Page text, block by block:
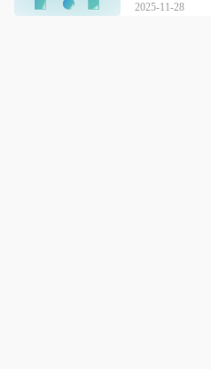
2025-11-28